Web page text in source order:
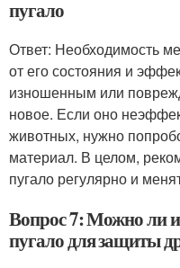
пугало
Ответ: Необходимость
от его состояния и
изношенным или
новое. Если оно
животных, нужно
материал. В целом,
пугало регулярно и
Вопрос 7: Можно ли
пугало для защиты